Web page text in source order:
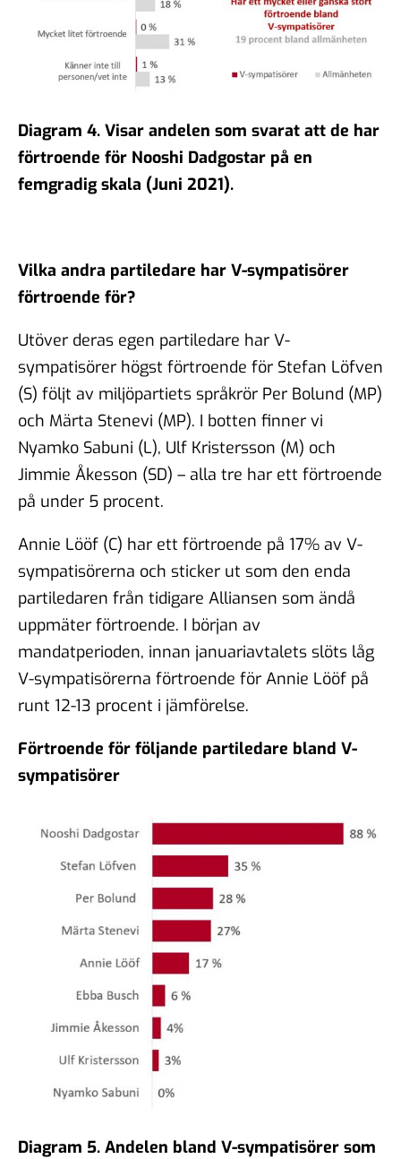
Diagram 4. Visar andelen som svarat att de har
förtroende för Nooshi Dadgostar på en
femgradig skala (Juni 2021).
Vilka andra partiledare har V-sympatisörer
förtroende för?
Utöver deras egen partiledare har V-
sympatisörer högst förtroende för Stefan Löfven
(S) följt av miljöpartiets språkrör Per Bolund (MP)
och Märta Stenevi (MP). I botten finner vi
Nyamko Sabuni (L), Ulf Kristersson (M) och
Jimmie Åkesson (SD) – alla tre har ett förtroende
på under 5 procent.
Annie Lööf (C) har ett förtroende på 17% av V-
sympatisörerna och sticker ut som den enda
partiledaren från tidigare Alliansen som ändå
uppmäter förtroende. I början av
mandatperioden, innan januariavtalets slöts låg
V-sympatisörerna förtroende för Annie Lööf på
runt 12-13 procent i jämförelse.
Förtroende för följande partiledare bland V-
sympatisörer
Diagram 5. Andelen bland V-sympatisörer som